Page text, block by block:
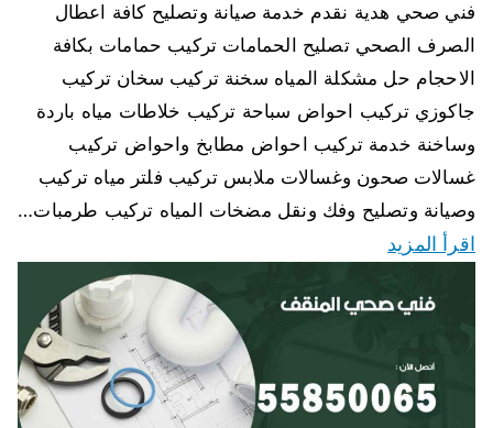
فني صحي هدية نقدم خدمة صيانة وتصليح كافة اعطال
الصرف الصحي تصليح الحمامات تركيب حمامات بكافة
الاحجام حل مشكلة المياه سخنة تركيب سخان تركيب
جاكوزي تركيب احواض سباحة تركيب خلاطات مياه باردة
وساخنة خدمة تركيب احواض مطابخ واحواض تركيب
غسالات صحون وغسالات ملابس تركيب فلتر مياه تركيب
وصيانة وتصليح وفك ونقل مضخات المياه تركيب طرمبات…
اقرأ المزيد